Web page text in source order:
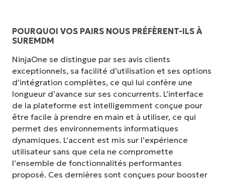
POURQUOI VOS PAIRS NOUS PRÉFÈRENT-ILS À
SUREMDM
NinjaOne se distingue par ses avis clients
exceptionnels, sa facilité d’utilisation et ses options
d’intégration complètes, ce qui lui confère une
longueur d’avance sur ses concurrents. L’interface
de la plateforme est intelligemment conçue pour
être facile à prendre en main et à utiliser, ce qui
permet des environnements informatiques
dynamiques. L’accent est mis sur l’expérience
utilisateur sans que cela ne compromette
l’ensemble de fonctionnalités performantes
proposé. Ces dernières sont conçues pour booster